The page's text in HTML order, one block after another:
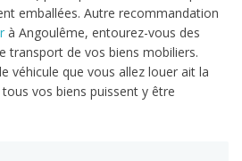
emballées. Autre recommandation
à Angoulême, entourez-vous des
transport de vos biens mobiliers.
véhicule que vous allez louer ait la
vos biens puissent y être